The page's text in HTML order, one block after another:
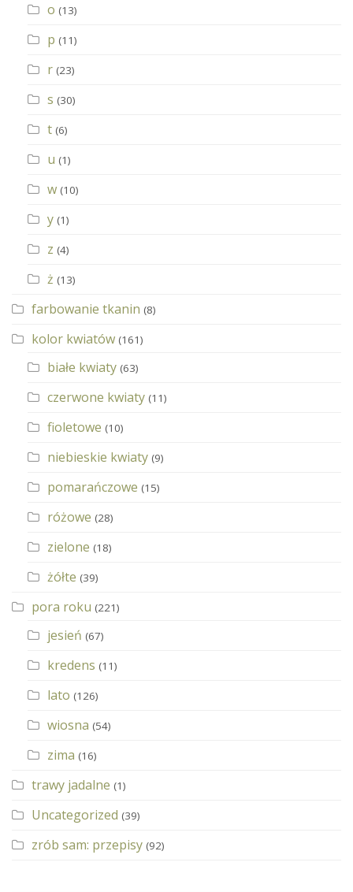
o (13)
p (11)
r (23)
s (30)
t (6)
u (1)
w (10)
y (1)
z (4)
ż (13)
farbowanie tkanin (8)
kolor kwiatów (161)
białe kwiaty (63)
czerwone kwiaty (11)
fioletowe (10)
niebieskie kwiaty (9)
pomarańczowe (15)
różowe (28)
zielone (18)
żółte (39)
pora roku (221)
jesień (67)
kredens (11)
lato (126)
wiosna (54)
zima (16)
trawy jadalne (1)
Uncategorized (39)
zrób sam: przepisy (92)